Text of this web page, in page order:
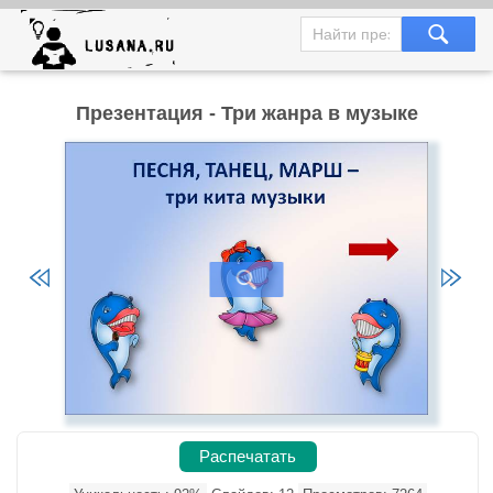
Презентация - Три жанра в музыке
Распечатать